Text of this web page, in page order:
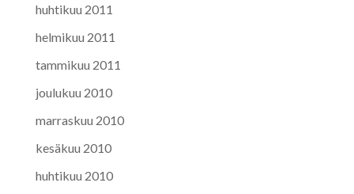
huhtikuu 2011
helmikuu 2011
tammikuu 2011
joulukuu 2010
marraskuu 2010
kesäkuu 2010
huhtikuu 2010